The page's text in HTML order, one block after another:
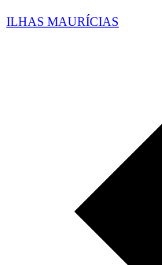
ILHAS MAURÍCIAS